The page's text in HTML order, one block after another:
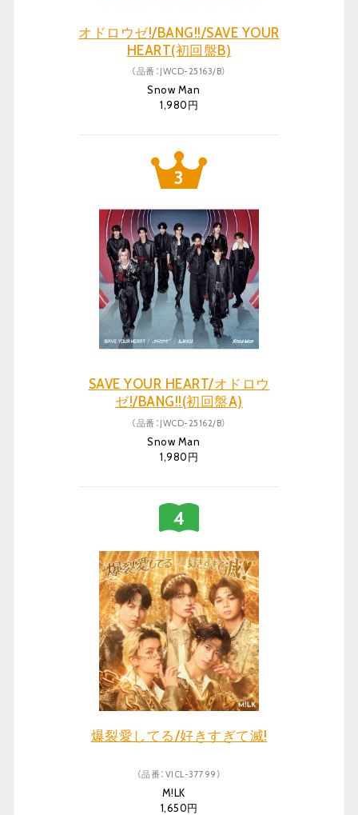
オドロウゼ!/BANG!!/SAVE YOUR
HEART(初回盤B)
（品番：JWCD-25163/B）
Snow Man
1,980円
SAVE YOUR HEART/オドロウ
ゼ!/BANG!!(初回盤A)
（品番：JWCD-25162/B）
Snow Man
1,980円
爆裂愛してる/好きすぎて滅!
（品番：VICL-37799）
M!LK
1,650円